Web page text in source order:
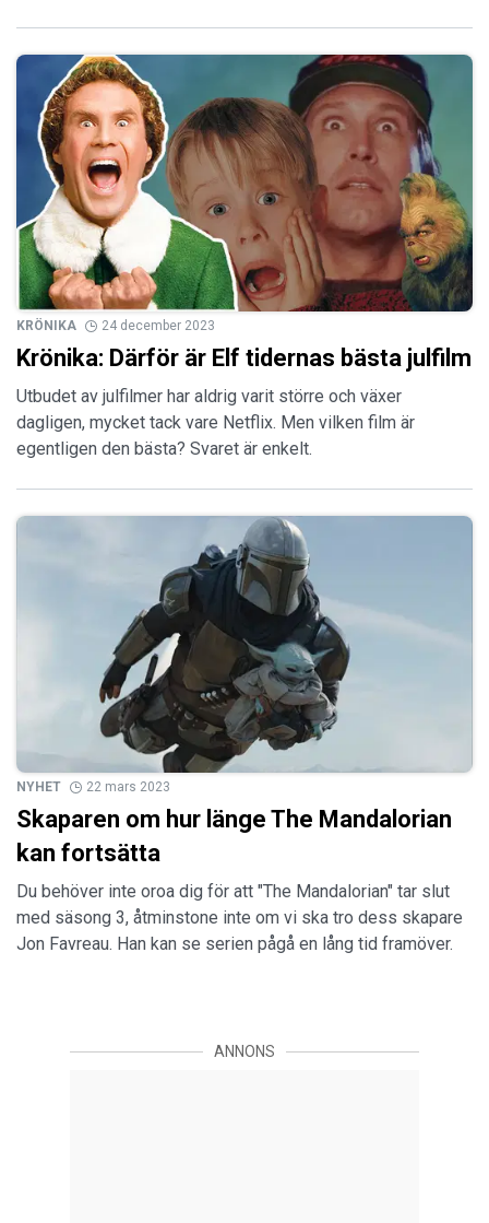
KRÖNIKA 24 december 2023
Krönika: Därför är Elf tidernas bästa julfilm
Utbudet av julfilmer har aldrig varit större och växer
dagligen, mycket tack vare Netflix. Men vilken film är
egentligen den bästa? Svaret är enkelt.
NYHET 22 mars 2023
Skaparen om hur länge The Mandalorian
kan fortsätta
Du behöver inte oroa dig för att "The Mandalorian" tar slut
med säsong 3, åtminstone inte om vi ska tro dess skapare
Jon Favreau. Han kan se serien pågå en lång tid framöver.
ANNONS